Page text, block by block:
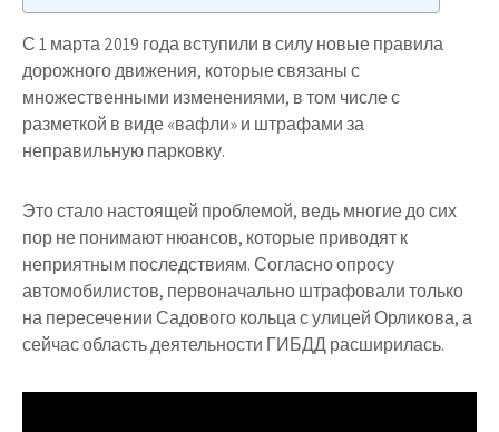
С 1 марта 2019 года вступили в силу новые правила
дорожного движения, которые связаны с
множественными изменениями, в том числе с
разметкой в виде «вафли» и штрафами за
неправильную парковку.
Это стало настоящей проблемой, ведь многие до сих
пор не понимают нюансов, которые приводят к
неприятным последствиям. Согласно опросу
автомобилистов, первоначально штрафовали только
на пересечении Садового кольца с улицей Орликова, а
сейчас область деятельности ГИБДД расширилась.